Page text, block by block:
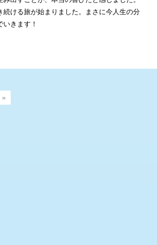
ける旅が始まりました。まさに今人生の分
きます！
»